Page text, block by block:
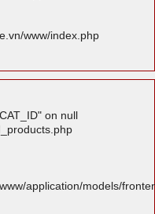
www/index.php
on null
application/models/